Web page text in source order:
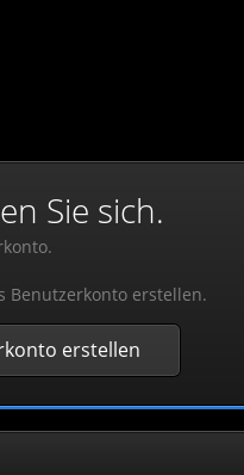
Sie sich.
Benutzerkonto erstellen.
erstellen